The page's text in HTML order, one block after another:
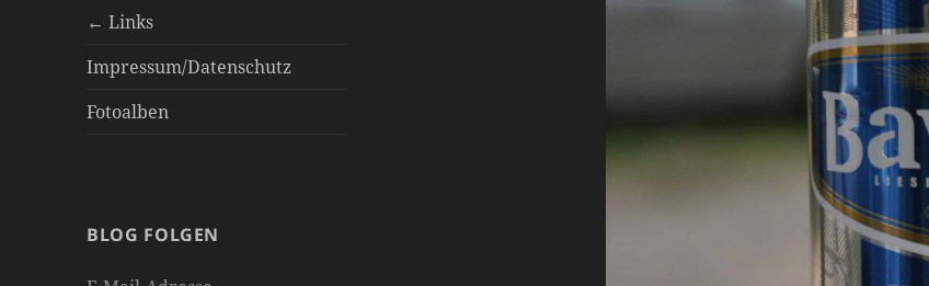
← Links
Impressum/Datenschutz
Fotoalben
BLOG FOLGEN